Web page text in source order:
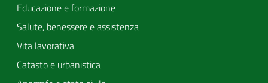
Educazione e formazione
Salute, benessere e assistenza
Vita lavorativa
Catasto e urbanistica